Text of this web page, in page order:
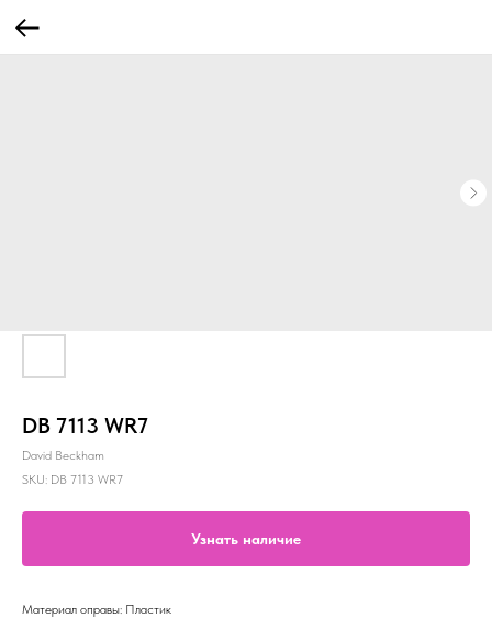
DB 7113 WR7
David Beckham
SKU: DB 7113 WR7
Узнать наличие
Материал оправы: Пластик